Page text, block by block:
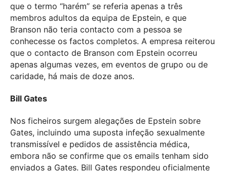
que o termo “harém” se referia apenas a três
membros adultos da equipa de Epstein, e que
Branson não teria contacto com a pessoa se
conhecesse os factos completos. A empresa reiterou
que o contacto de Branson com Epstein ocorreu
apenas algumas vezes, em eventos de grupo ou de
caridade, há mais de doze anos.
Bill Gates
Nos ficheiros surgem alegações de Epstein sobre
Gates, incluindo uma suposta infeção sexualmente
transmissível e pedidos de assistência médica,
embora não se confirme que os emails tenham sido
enviados a Gates. Bill Gates respondeu oficialmente